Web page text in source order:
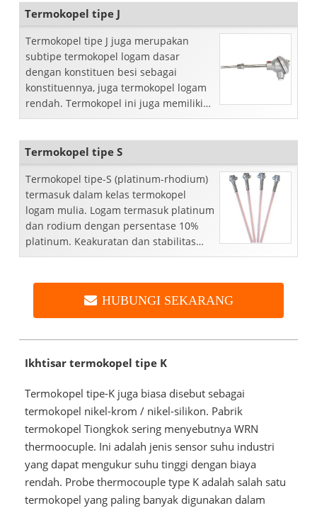
Termokopel tipe J
Termokopel tipe J juga merupakan
subtipe termokopel logam dasar
dengan konstituen besi sebagai
konstituennya, juga termokopel logam
rendah. Termokopel ini juga memiliki
akurasi dan andal ...
Termokopel tipe S
Termokopel tipe-S (platinum-rhodium)
termasuk dalam kelas termokopel
logam mulia. Logam termasuk platinum
dan rodium dengan persentase 10%
platinum. Keakuratan dan stabilitas
mereka ...
HUBUNGI SEKARANG
Ikhtisar termokopel tipe K
Termokopel tipe-K juga biasa disebut sebagai
termokopel nikel-krom / nikel-silikon. Pabrik
termokopel Tiongkok sering menyebutnya WRN
thermoocuple. Ini adalah jenis sensor suhu industri
yang dapat mengukur suhu tinggi dengan biaya
rendah. Probe thermocouple type K adalah salah satu
termokopel yang paling banyak digunakan dalam